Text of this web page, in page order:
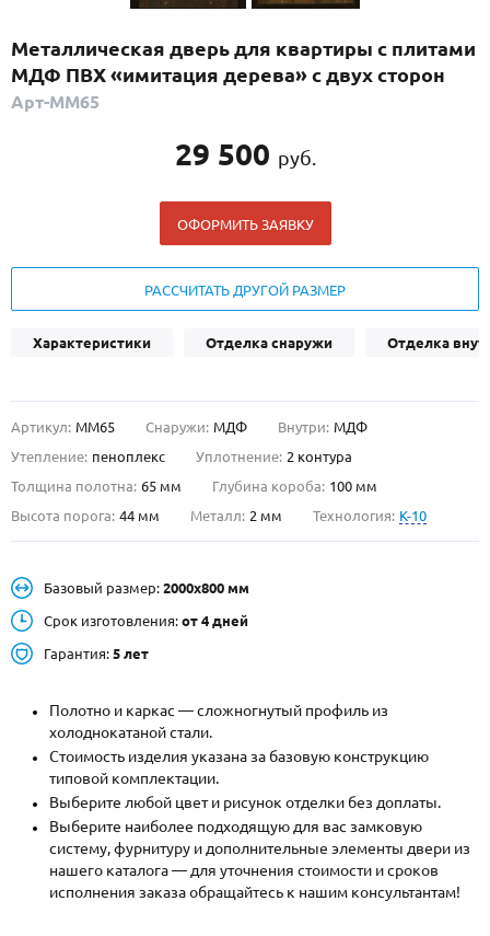
С реечным дизайном(29)
ПО НАЗНАЧЕНИЮ
ПО ОСОБЕННОСТЯМ
Популярные двери
Двери со скидкой
ДВЕРИ С ТЕРМОРАЗРЫВОМ
ГАЛЕРЕЯ
ОПЛАТА
УСТАНОВКА
КОНТАКТЫ
Металлические двери от производителя с доставкой и установкой в
НАЙТИ:
ПН-СБ - с 9:00 до 21:00, ВС - до 19:00
+7 (495) 411-44-41
INFO@META-M.RU
ЗАПРОСИТЬ РАСЧЕТ
Металлическая дверь для квартиры с плитами
МДФ ПВХ «имитация дерева» с двух сторон
Арт-ММ65
29 500 руб.
ОФОРМИТЬ ЗАЯВКУ
РАССЧИТАТЬ ДРУГОЙ РАЗМЕР
Характеристики Отделка снаружи Отделка
Артикул: ММ65 Снаружи: МДФ Внутри: МДФ
Утепление: пеноплекс Уплотнение: 2 контура
Толщина полотна: 65 мм Глубина короба: 100 мм
Высота порога: 44 мм Металл: 2 мм Технология: K-10
Базовый размер: 2000х800 мм
Срок изготовления: от 4 дней
Гарантия: 5 лет
Полотно и каркас — сложногнутый профиль из
холоднокатаной стали.
Стоимость изделия указана за базовую конструкцию
типовой комплектации.
Выберите любой цвет и рисунок отделки без доплаты.
Выберите наиболее подходящую для вас замковую
систему, фурнитуру и дополнительные элементы двери из
нашего каталога — для уточнения стоимости и сроков
исполнения заказа обращайтесь к нашим консультантам!